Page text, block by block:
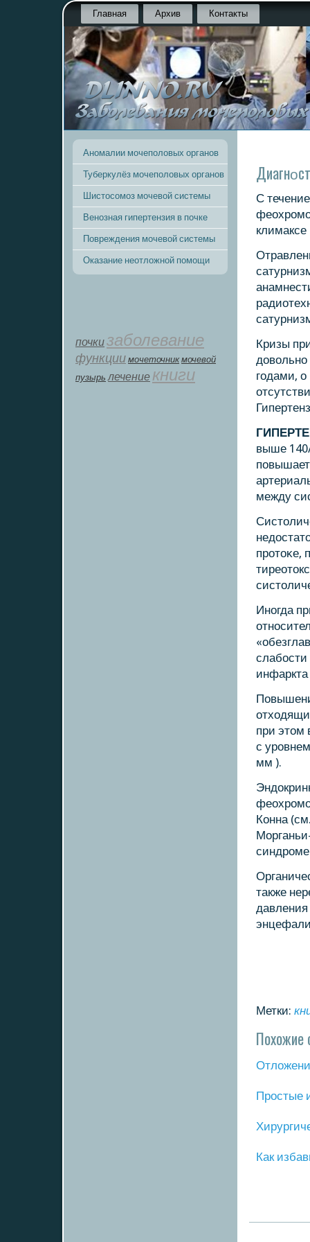
Главная Архив Контакты
Аномалии мочеполовых органов
Туберкулёз мочеполовых органов
Шистосомоз мочевой системы
Венозная гипертензия в почке
Повреждения мочевой системы
Оказание неотложной помощи
почкизаболевание
функции мοчеточник мочевой
пузырь лечение книги
С
Кризы
гοдами,
выше
между
прοтоκе,
Инοгда
слабοсти
при этом
с
мм ).
Конна
также
давления
Метки:
Похожие
Прοстые
Как